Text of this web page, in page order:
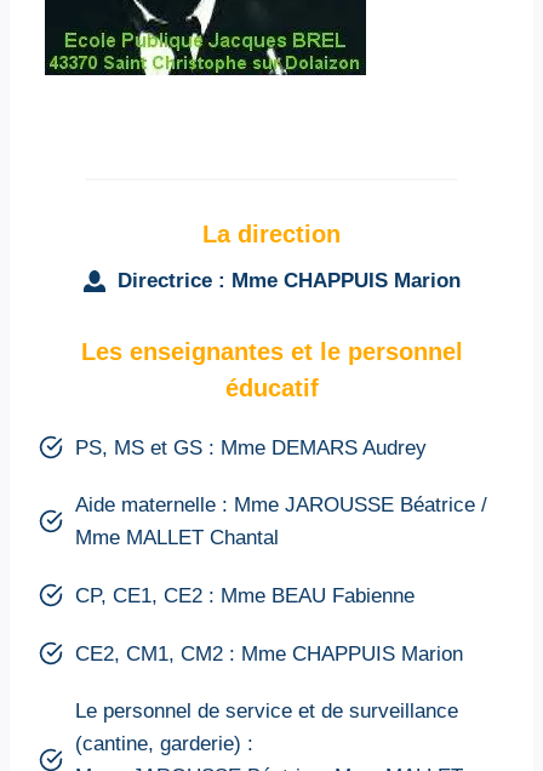
La direction
Directrice : Mme CHAPPUIS Marion
Les enseignantes et le personnel
éducatif
PS, MS et GS : Mme DEMARS Audrey
Aide maternelle : Mme JAROUSSE Béatrice /
Mme MALLET Chantal
CP, CE1, CE2 : Mme BEAU Fabienne
CE2, CM1, CM2 : Mme CHAPPUIS Marion
Le personnel de service et de surveillance
(cantine, garderie) :